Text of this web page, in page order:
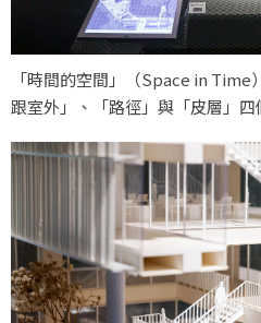
「時間的空間」（Space in
跟室外」、「路徑」與「皮層」